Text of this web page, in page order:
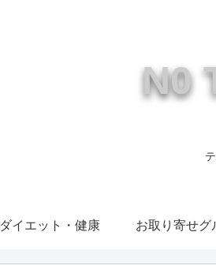
N0
ダイエット・健康 お取り寄せグ